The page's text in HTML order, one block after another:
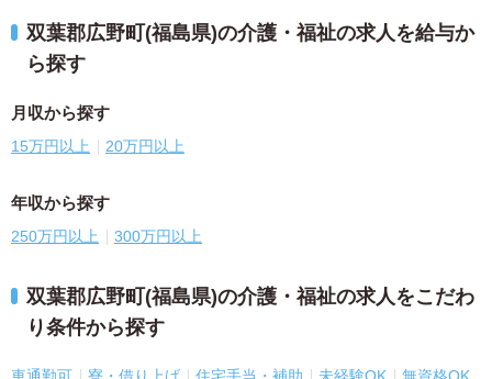
双葉郡広野町(福島県)の介護・福祉の求人を給与か
ら探す
月収から探す
15万円以上 20万円以上
年収から探す
250万円以上 300万円以上
双葉郡広野町(福島県)の介護・福祉の求人をこだわ
り条件から探す